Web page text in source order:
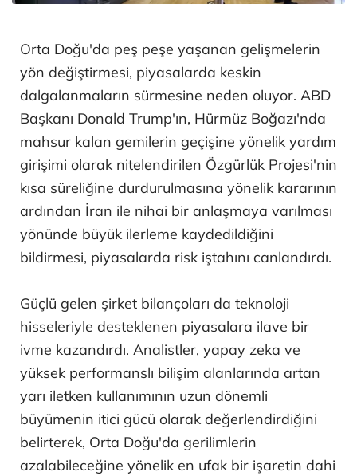
Orta Doğu'da peş peşe yaşanan gelişmelerin
yön değiştirmesi, piyasalarda keskin
dalgalanmaların sürmesine neden oluyor. ABD
Başkanı Donald Trump'ın, Hürmüz Boğazı'nda
mahsur kalan gemilerin geçişine yönelik yardım
girişimi olarak nitelendirilen Özgürlük Projesi'nin
kısa süreliğine durdurulmasına yönelik kararının
ardından İran ile nihai bir anlaşmaya varılması
yönünde büyük ilerleme kaydedildiğini
bildirmesi, piyasalarda risk iştahını canlandırdı.
Güçlü gelen şirket bilançoları da teknoloji
hisseleriyle desteklenen piyasalara ilave bir
ivme kazandırdı. Analistler, yapay zeka ve
yüksek performanslı bilişim alanlarında artan
yarı iletken kullanımının uzun dönemli
büyümenin itici gücü olarak değerlendirdiğini
belirterek, Orta Doğu'da gerilimlerin
azalabileceğine yönelik en ufak bir işaretin dahi